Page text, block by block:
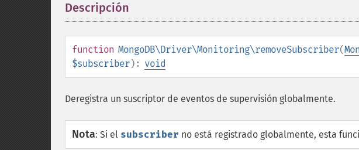
Descripción
function MongoDB\Driver\Monitoring\removeSubscriber(
$subscriber): void
Deregistra un suscriptor de eventos de supervisión globalmente.
Nota: Si el subscriber no está registrado globalmente, esta